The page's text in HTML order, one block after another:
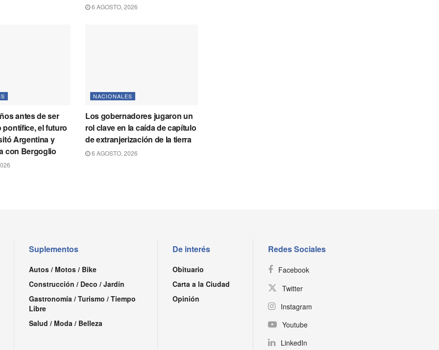
6 AGOSTO, 2026
antes de ser
el futuro
Argentina y
con Bergoglio
NACIONALES
Los gobernadores jugaron un
rol clave en la caída de capítulo
de extranjerización de la tierra
6 AGOSTO, 2026
Suplementos
Autos / Motos / Bike
Construcción / Deco / Jardín
Gastronomía / Turismo / Tiempo
Libre
Salud / Moda / Belleza
De interés
Obituario
Carta a la Ciudad
Opinión
Redes Sociales
Facebook
Twitter
Instagram
Youtube
LinkedIn